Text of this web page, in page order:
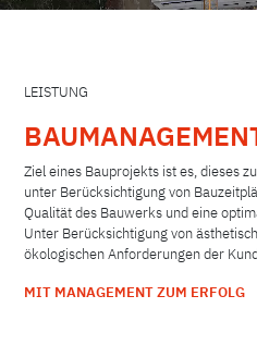
LEISTUNG
Ziel eines Bauprojekts ist es, dieses
unter Berücksichtigung von
Qualität des Bauwerks und eine
Unter Berücksichtigung von
ökologischen Anforderungen der
MIT MANAGEMENT ZUM ERFOLG